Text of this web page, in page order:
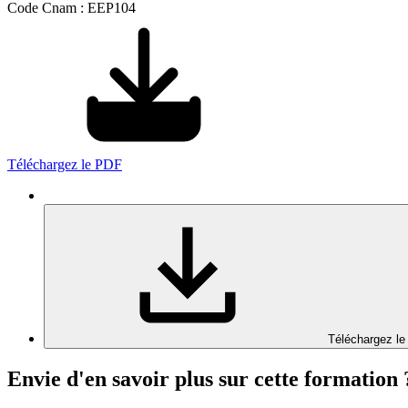
Code Cnam : EEP104
Téléchargez le PDF
Téléchargez le
Envie d'en savoir plus sur cette formation